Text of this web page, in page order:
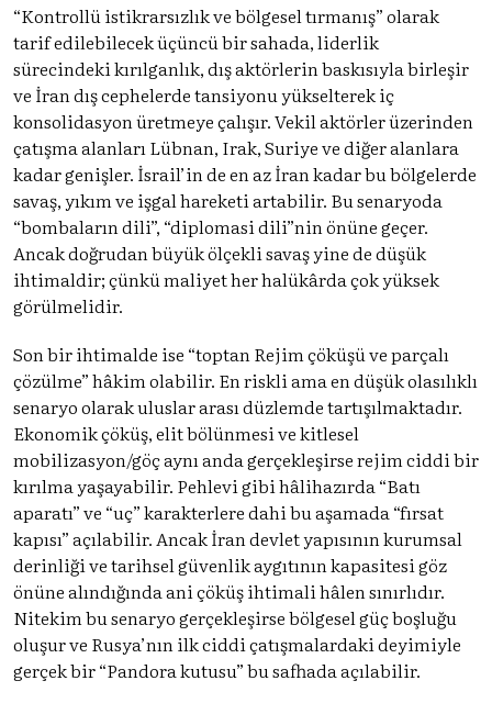
“Kontrollü istikrarsızlık ve bölgesel tırmanış” olarak
tarif edilebilecek üçüncü bir sahada, liderlik
sürecindeki kırılganlık, dış aktörlerin baskısıyla birleşir
ve İran dış cephelerde tansiyonu yükselterek iç
konsolidasyon üretmeye çalışır. Vekil aktörler üzerinden
çatışma alanları Lübnan, Irak, Suriye ve diğer alanlara
kadar genişler. İsrail’in de en az İran kadar bu bölgelerde
savaş, yıkım ve işgal hareketi artabilir. Bu senaryoda
“bombaların dili”, “diplomasi dili”nin önüne geçer.
Ancak doğrudan büyük ölçekli savaş yine de düşük
ihtimaldir; çünkü maliyet her halükârda çok yüksek
görülmelidir.
Son bir ihtimalde ise “toptan Rejim çöküşü ve parçalı
çözülme” hâkim olabilir. En riskli ama en düşük olasılıklı
senaryo olarak uluslar arası düzlemde tartışılmaktadır.
Ekonomik çöküş, elit bölünmesi ve kitlesel
mobilizasyon/göç aynı anda gerçekleşirse rejim ciddi bir
kırılma yaşayabilir. Pehlevi gibi hâlihazırda “Batı
aparatı” ve “uç” karakterlere dahi bu aşamada “fırsat
kapısı” açılabilir. Ancak İran devlet yapısının kurumsal
derinliği ve tarihsel güvenlik aygıtının kapasitesi göz
önüne alındığında ani çöküş ihtimali hâlen sınırlıdır.
Nitekim bu senaryo gerçekleşirse bölgesel güç boşluğu
oluşur ve Rusya’nın ilk ciddi çatışmalardaki deyimiyle
gerçek bir “Pandora kutusu” bu safhada açılabilir.